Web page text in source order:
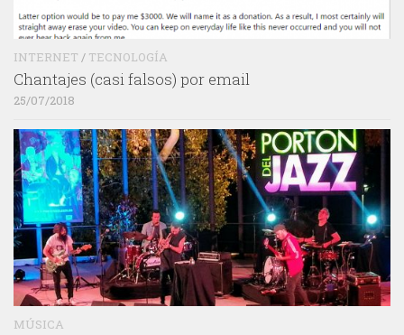
INTERNET / TECNOLOGÍA
Chantajes (casi falsos) por email
25/07/2018
MÚSICA